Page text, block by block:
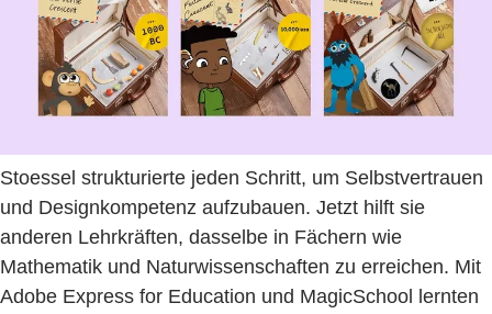
Stoessel strukturierte jeden Schritt, um Selbstvertrauen
und Designkompetenz aufzubauen. Jetzt hilft sie
anderen Lehrkräften, dasselbe in Fächern wie
Mathematik und Naturwissenschaften zu erreichen. Mit
Adobe Express for Education und MagicSchool lernten